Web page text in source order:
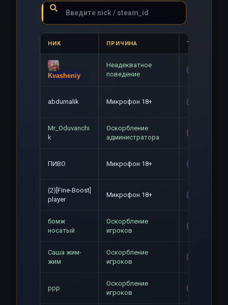
НИК ПРИЧИНА ТИП
Kvasheniy
Неадекватное
поведение
abdumalik Микрофон 18+
Mr_Oduvanchi
k
Оскорбление
администратора
ПИВО Микрофон 18+
(2)[Fine-Boost]
player
Микрофон 18+
бомж
носатый
Оскорбление
игроков
Саша жим-
жим
Оскорбление
игроков
ppp
Оскорбление
игроков